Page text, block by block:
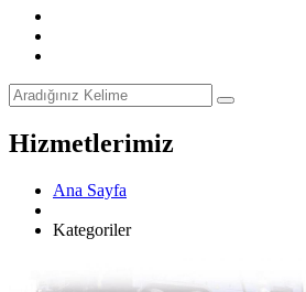
Hizmetlerimiz
Ana Sayfa
Kategoriler